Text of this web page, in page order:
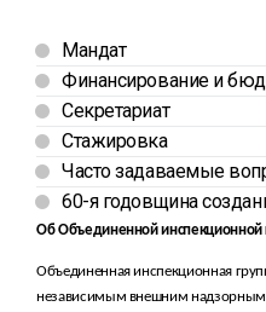
Мандат
Финансирование и
Секретариат
Стажировка
Часто задаваемые
60-я годовщина
Об Объединенной инспекционной
Объединенная инспекционная
независимым внешним